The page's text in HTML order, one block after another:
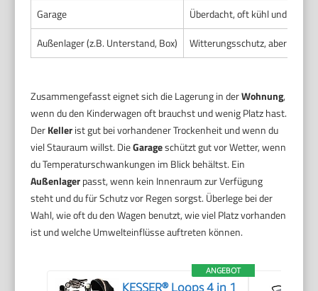
Garage
Überdacht, oft kühl und
Außenlager (z.B. Unterstand, Box)
Witterungsschutz, aber offen
Zusammengefasst eignet sich die Lagerung in derWohnung,
wenn du den Kinderwagen oft brauchst und wenig Platz hast.
DerKellerist gut bei vorhandener Trockenheit und wenn du
viel Stauraum willst. DieGarageschützt gut vor Wetter, wenn
du Temperaturschwankungen im Blick behältst. Ein
Außenlagerpasst, wenn kein Innenraum zur Verfügung
steht und du für Schutz vor Regen sorgst. Überlege bei der
Wahl, wie oft du den Wagen benutzt, wie viel Platz vorhanden
ist und welche Umwelteinflüsse auftreten können.
ANGEBOT
KESSER® Loops 4 in 1